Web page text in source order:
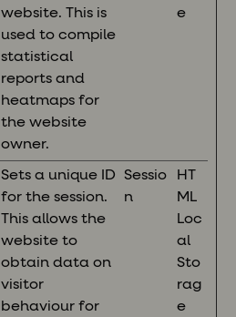
website. This is
used to compile
statistical
reports and
heatmaps for
the website
owner.
e
Sets a unique ID
for the session.
This allows the
website to
obtain data on
visitor
behaviour for
Sessio
n
HT
ML
Loc
al
Sto
rag
e